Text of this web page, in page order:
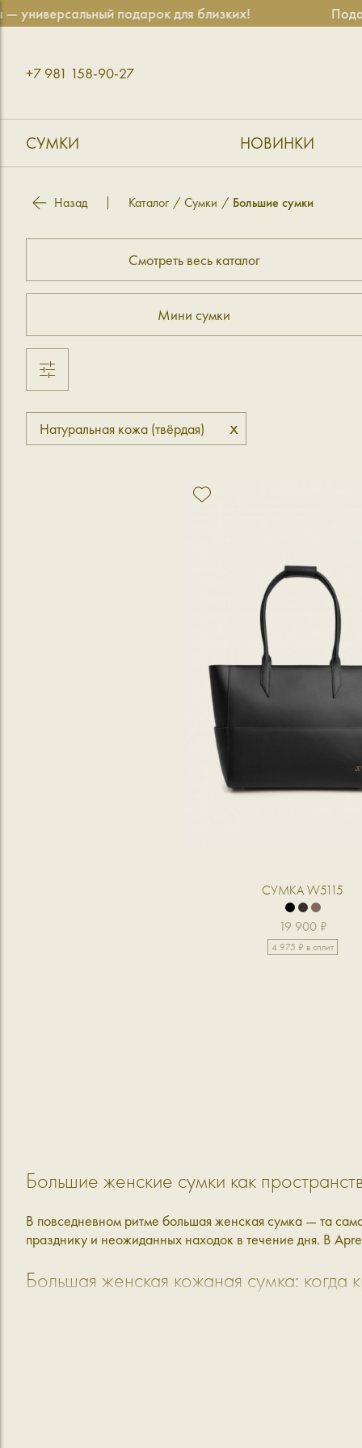
подарок для близких!
+7 981 158-90-27
СУМКИ НОВИНКИ
Назад Каталог Сумки Большие сумки
Смотреть весь каталог
Мини сумки
Натуральная кожа (твёрдая) x
СУМКА W5115
19 900 ₽
4 975 ₽ в сплит
Большие женские сумки как
В повседневном ритме большая женская сумка — та
празднику и неожиданных находок в течение дня. В
Большая женская кожаная сумка: когда
Мы придумываем наши большие сумки так, чтобы не
— заметная и акцентная, чтобы взять с
— объёмная модель в разных цветах,
— представлена в двух фактурах: